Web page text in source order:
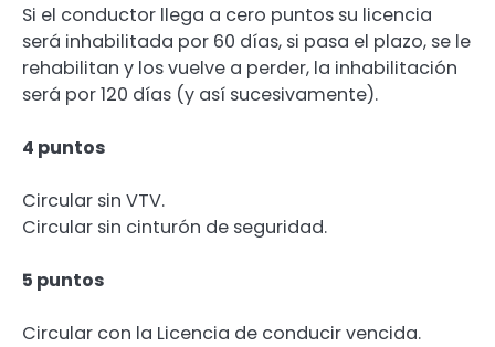
Si el conductor llega a cero puntos su licencia
será inhabilitada por 60 días, si pasa el plazo, se le
rehabilitan y los vuelve a perder, la inhabilitación
será por 120 días (y así sucesivamente).
4 puntos
Circular sin VTV.
Circular sin cinturón de seguridad.
5 puntos
Circular con la Licencia de conducir vencida.